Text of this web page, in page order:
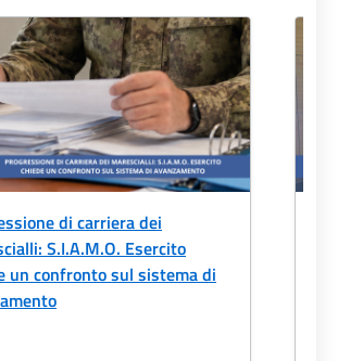
di carriera dei
S.I.A.M.O. Esercito
un confronto sul sistema di